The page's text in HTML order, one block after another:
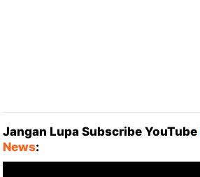
Jangan Lupa Subscribe YouTube
News: